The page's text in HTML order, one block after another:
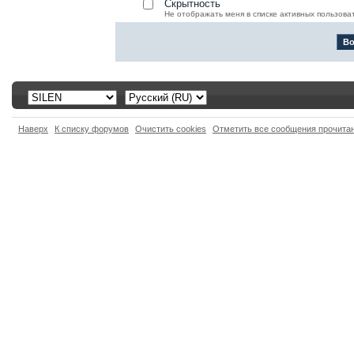
Скрытность
Не отображать меня в списке активных
Наверх К списку форумов Очистить cookies Отметить все сообщения